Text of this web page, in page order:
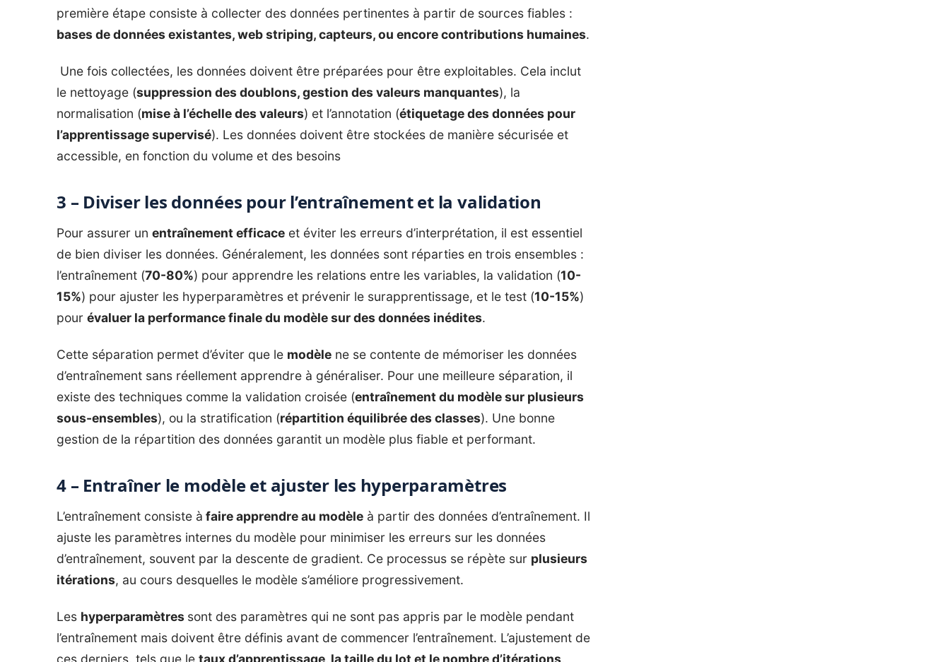
première étape consiste à collecter des données pertinentes à partir de sources fiables :
bases de données existantes, web striping, capteurs, ou encore contributions humaines.
Une fois collectées, les données doivent être préparées pour être exploitables. Cela inclut
le nettoyage (suppression des doublons, gestion des valeurs manquantes), la
normalisation (mise à l’échelle des valeurs) et l’annotation (étiquetage des données pour
l’apprentissage supervisé). Les données doivent être stockées de manière sécurisée et
accessible, en fonction du volume et des besoins
3 – Diviser les données pour l’entraînement et la validation
Pour assurer un entraînement efficace et éviter les erreurs d’interprétation, il est essentiel
de bien diviser les données. Généralement, les données sont réparties en trois ensembles :
l’entraînement (70-80%) pour apprendre les relations entre les variables, la validation (10-
15%) pour ajuster les hyperparamètres et prévenir le surapprentissage, et le test (10-15%)
pour évaluer la performance finale du modèle sur des données inédites.
Cette séparation permet d’éviter que le modèle ne se contente de mémoriser les données
d’entraînement sans réellement apprendre à généraliser. Pour une meilleure séparation, il
existe des techniques comme la validation croisée (entraînement du modèle sur plusieurs
sous-ensembles), ou la stratification (répartition équilibrée des classes). Une bonne
gestion de la répartition des données garantit un modèle plus fiable et performant.
4 – Entraîner le modèle et ajuster les hyperparamètres
L’entraînement consiste à faire apprendre au modèle à partir des données d’entraînement. Il
ajuste les paramètres internes du modèle pour minimiser les erreurs sur les données
d’entraînement, souvent par la descente de gradient. Ce processus se répète sur plusieurs
itérations, au cours desquelles le modèle s’améliore progressivement.
Les hyperparamètres sont des paramètres qui ne sont pas appris par le modèle pendant
l’entraînement mais doivent être définis avant de commencer l’entraînement. L’ajustement de
ces derniers, tels que le taux d’apprentissage, la taille du lot et le nombre d’itérations,